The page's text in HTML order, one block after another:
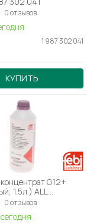
0 отзывов
1 987 302 041
КУПИТЬ
G12+
1.5л.) ALL
0 отзывов
сегодня